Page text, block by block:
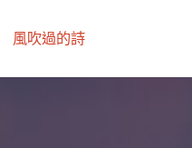
風吹過的詩